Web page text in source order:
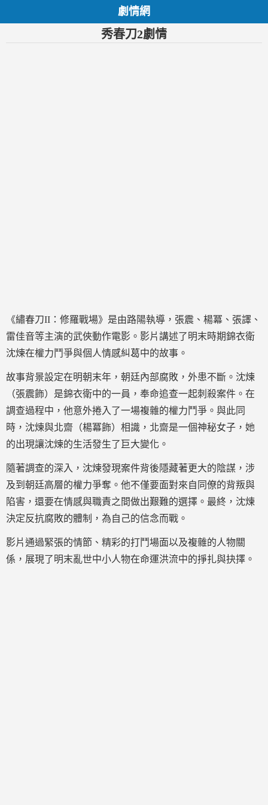
劇情網
秀春刀2劇情
《繡春刀II：修羅戰場》是由路陽執導，張震、楊冪、張譯、
雷佳音等主演的武俠動作電影。影片講述了明末時期錦衣衛
沈煉在權力鬥爭與個人情感糾葛中的故事。
故事背景設定在明朝末年，朝廷內部腐敗，外患不斷。沈煉
（張震飾）是錦衣衛中的一員，奉命追查一起刺殺案件。在
調查過程中，他意外捲入了一場複雜的權力鬥爭。與此同
時，沈煉與北齋（楊冪飾）相識，北齋是一個神秘女子，她
的出現讓沈煉的生活發生了巨大變化。
隨著調查的深入，沈煉發現案件背後隱藏著更大的陰謀，涉
及到朝廷高層的權力爭奪。他不僅要面對來自同僚的背叛與
陷害，還要在情感與職責之間做出艱難的選擇。最終，沈煉
決定反抗腐敗的體制，為自己的信念而戰。
影片通過緊張的情節、精彩的打鬥場面以及複雜的人物關
係，展現了明末亂世中小人物在命運洪流中的掙扎與抉擇。